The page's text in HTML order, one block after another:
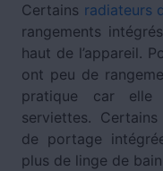
Certains radiateurs
rangements
haut de l’appareil.
ont peu de
pratique car elle
serviettes.
de portage
plus de linge de